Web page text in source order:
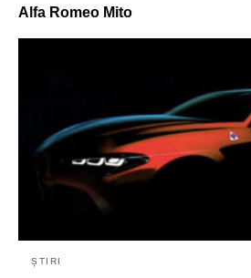
Alfa Romeo Mito
ȘTIRI